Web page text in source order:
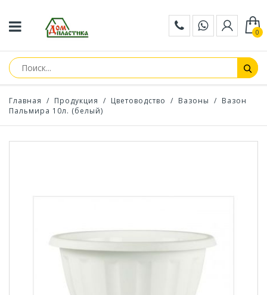
0
Главная / Продукция / Цветоводство / Вазоны / Вазон
Пальмира 10л. (белый)